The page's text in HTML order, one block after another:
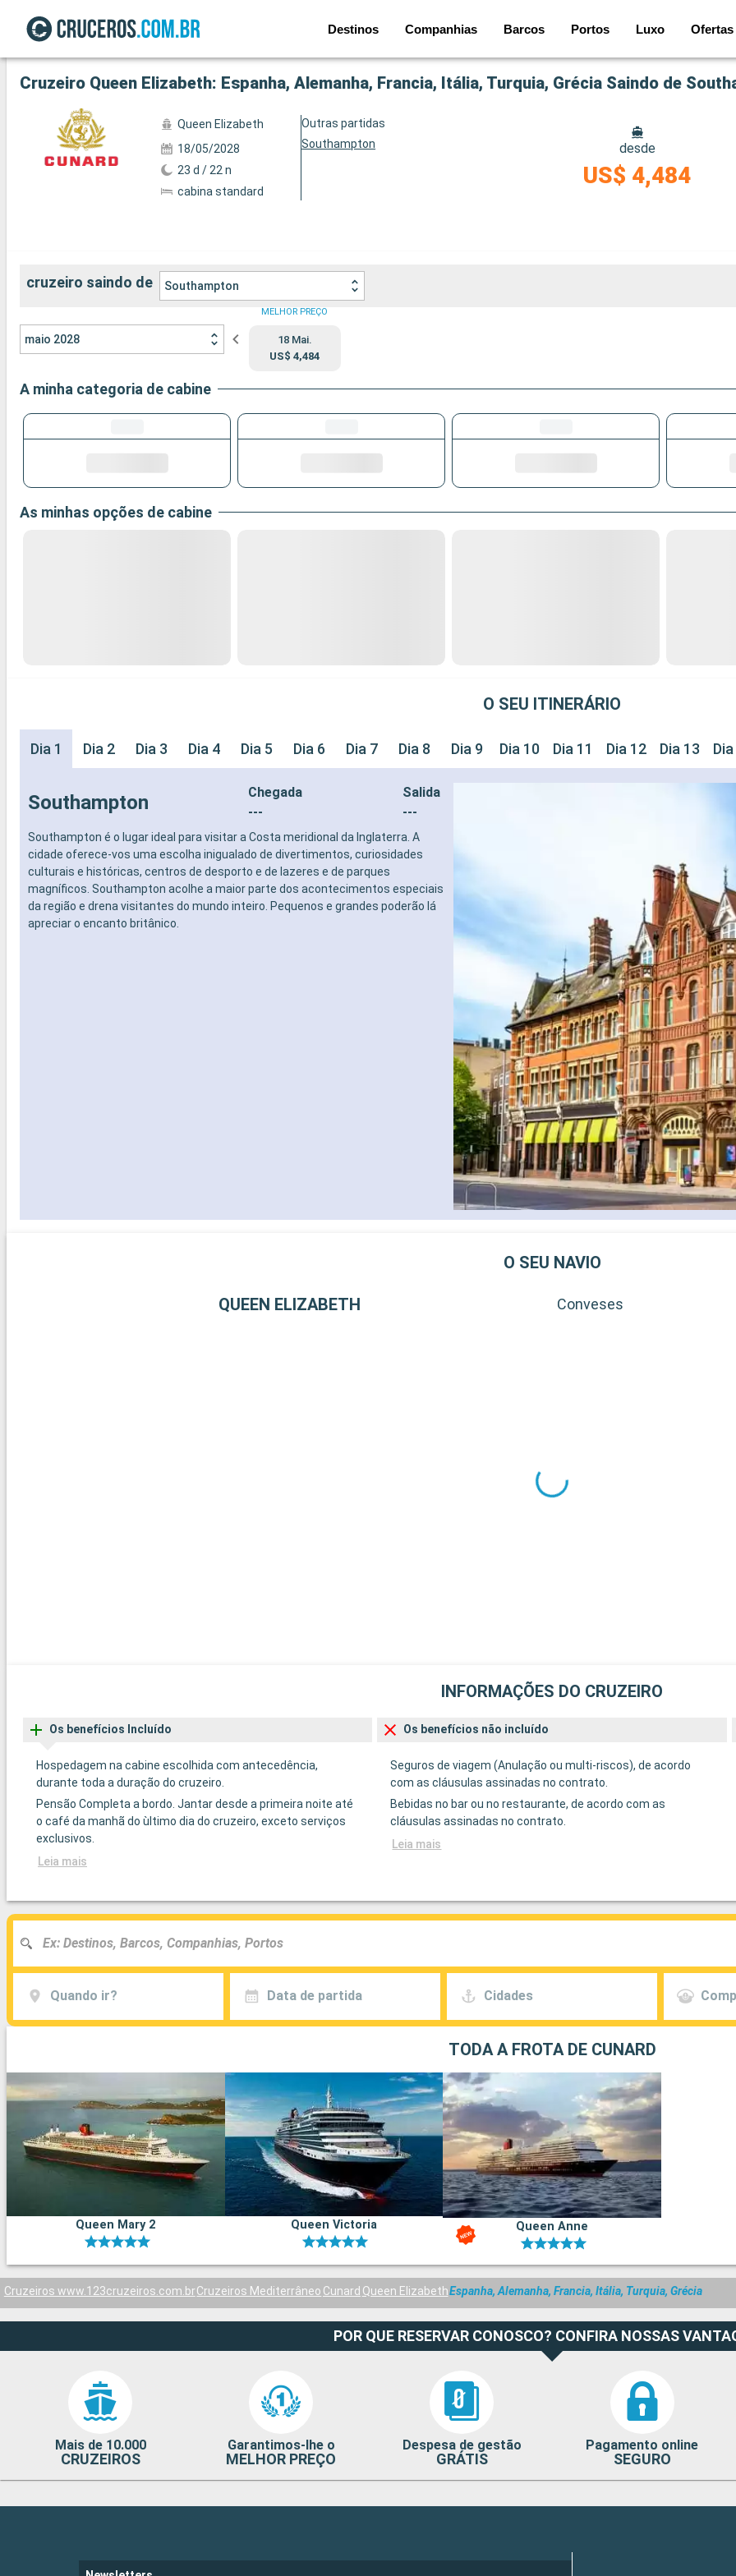
Destinos Companhias Barcos Portos Luxo Ofertas
Ver a 72 fotos
Cruzeiro Queen Elizabeth: Espanha, Alemanha, Francia, Itália, Turquia, Grécia Saindo de
Queen Elizabeth
18/05/2028
23 d / 22 n
cabina standard
Outras partidas
Southampton
desde
US$ 4,484
cruzeiro saindo de Southampton
maio 2028
MELHOR PREÇO
18 Mai.
US$ 4,484
A minha categoria de cabine
As minhas opções de cabine
O SEU ITINERÁRIO
Dia 1 Dia 2 Dia 3 Dia 4 Dia 5 Dia 6 Dia 7 Dia 8 Dia 9 Dia 10 Dia 11 Dia 12 Dia 13
Southampton
Chegada
---
Salida
---
Southampton é o lugar ideal para visitar a Costa meridional da Inglaterra. A
cidade oferece-vos uma escolha inigualado de divertimentos, curiosidades
culturais e históricas, centros de desporto e de lazeres e de parques
magníficos. Southampton acolhe a maior parte dos acontecimentos especiais
da região e drena visitantes do mundo inteiro. Pequenos e grandes poderão lá
apreciar o encanto britânico.
O SEU NAVIO
QUEEN ELIZABETH Conveses
INFORMAÇÕES DO CRUZEIRO
Os benefícios Incluído
Hospedagem na cabine escolhida com antecedência,
durante toda a duração do cruzeiro.
Pensão Completa a bordo. Jantar desde a primeira noite até
o café da manhã do ùltimo dia do cruzeiro, exceto serviços
exclusivos.
Leia mais
Os benefícios não incluído
Seguros de viagem (Anulação ou multi-riscos), de acordo
com as cláusulas assinadas no contrato.
Bebidas no bar ou no restaurante, de acordo com as
cláusulas assinadas no contrato.
Leia mais
Quando ir? Data de partida Cidades
TODA A FROTA DE CUNARD
Queen Mary 2 Queen Victoria Queen Anne
Cruzeiros www.123cruzeiros.com.brCruzeiros Mediterrâneo Cunard Queen ElizabethEspanha, Alemanha, Francia, Itália, Turquia, Grécia
POR QUE RESERVAR CONOSCO? CONFIRA NOSSAS
Mais de 10.000
CRUZEIROS
Garantimos-lhe o
MELHOR PREÇO
Despesa de gestão
GRÁTIS
Pagamento online
SEGURO